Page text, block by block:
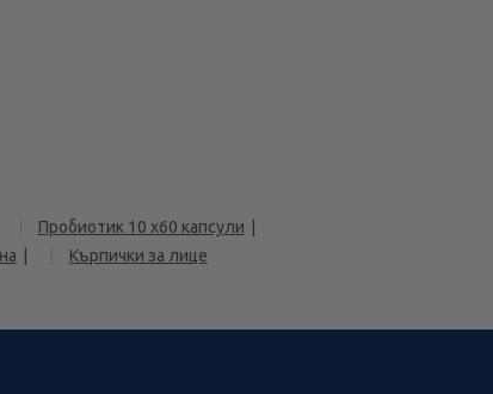
Пробиотик 10 х60 капсули
Кърпички за лице